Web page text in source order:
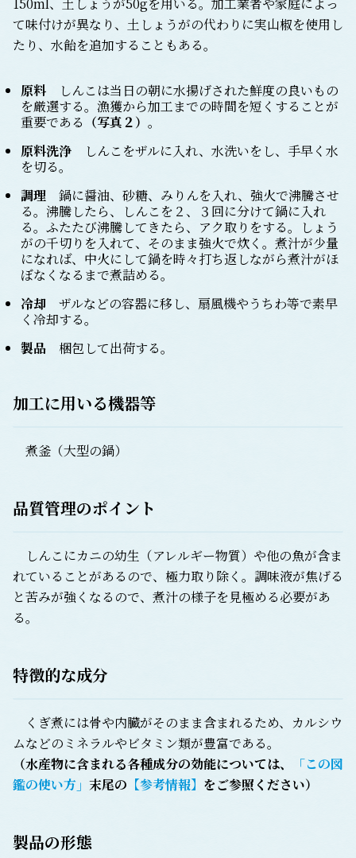
て味付けが異なり、土しょうがの代わりに実山椒を使用し
たり、水飴を追加することもある。
原料 しんこは当日の朝に水揚げされた鮮度の良いもの
を厳選する。漁獲から加工までの時間を短くすることが
重要である （写真２） 。
原料洗浄 しんこをザルに入れ、水洗いをし、手早く水
を切る。
調理 鍋に醤油、砂糖、みりんを入れ、強火で沸騰させ
る。沸騰したら、しんこを２、３回に分けて鍋に入れ
る。ふたたび沸騰してきたら、アク取りをする。しょう
がの千切りを入れて、そのまま強火で炊く。煮汁が少量
になれば、中火にして鍋を時々打ち返しながら煮汁がほ
ぼなくなるまで煮詰める。
冷却 ザルなどの容器に移し、扇風機やうちわ等で素早
く冷却する。
製品 梱包して出荷する。
加工に用いる機器等
煮釜（大型の鍋）
品質管理のポイント
しんこにカニの幼生（アレルギー物質）や他の魚が含ま
れていることがあるので、極力取り除く。調味液が焦げる
と苦みが強くなるので、煮汁の様子を見極める必要があ
る。
特徴的な成分
くぎ煮には骨や内臓がそのまま含まれるため、カルシウ
ムなどのミネラルやビタミン類が豊富である。
（水産物に含まれる各種成分の効能については、
「この図
鑑の使い方」 末尾の 【参考情報】 をご参照ください）
製品の形態